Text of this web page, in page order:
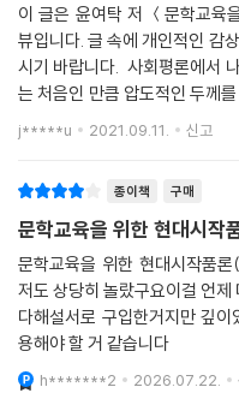
이 글은 윤여탁 저 ＜문학교육
뷰입니다. 글 속에 개인적인 감
시기 바랍니다. 사회평론에서 나온 국어교육 총서 중 양장 커버로 된 교재
는 처음인 만큼 압도적인 두께
트 커버로 바뀌었다고 하니 좀
시 교육론＞과
j*****u 2021.09.11. 신고
종이책 구매
문학교육을 위한 현대시작
문학교육을 위한 현대시작품
저도 상당히 놀랐구요이걸 언
다해설서로 구입한거지만 깊
용해야 할 거 같습니다
h*******2 2026.07.22.